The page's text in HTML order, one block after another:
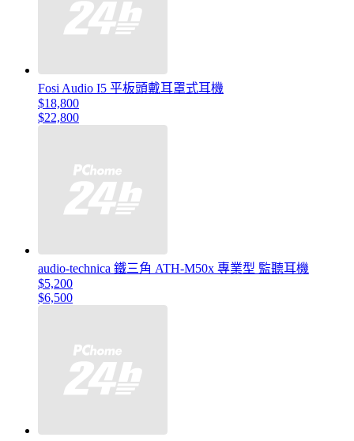
Fosi Audio I5 平板頭戴耳罩式耳機
$18,800
$22,800
audio-technica 鐵三角 ATH-M50x 專業型 監聽耳機
$5,200
$6,500